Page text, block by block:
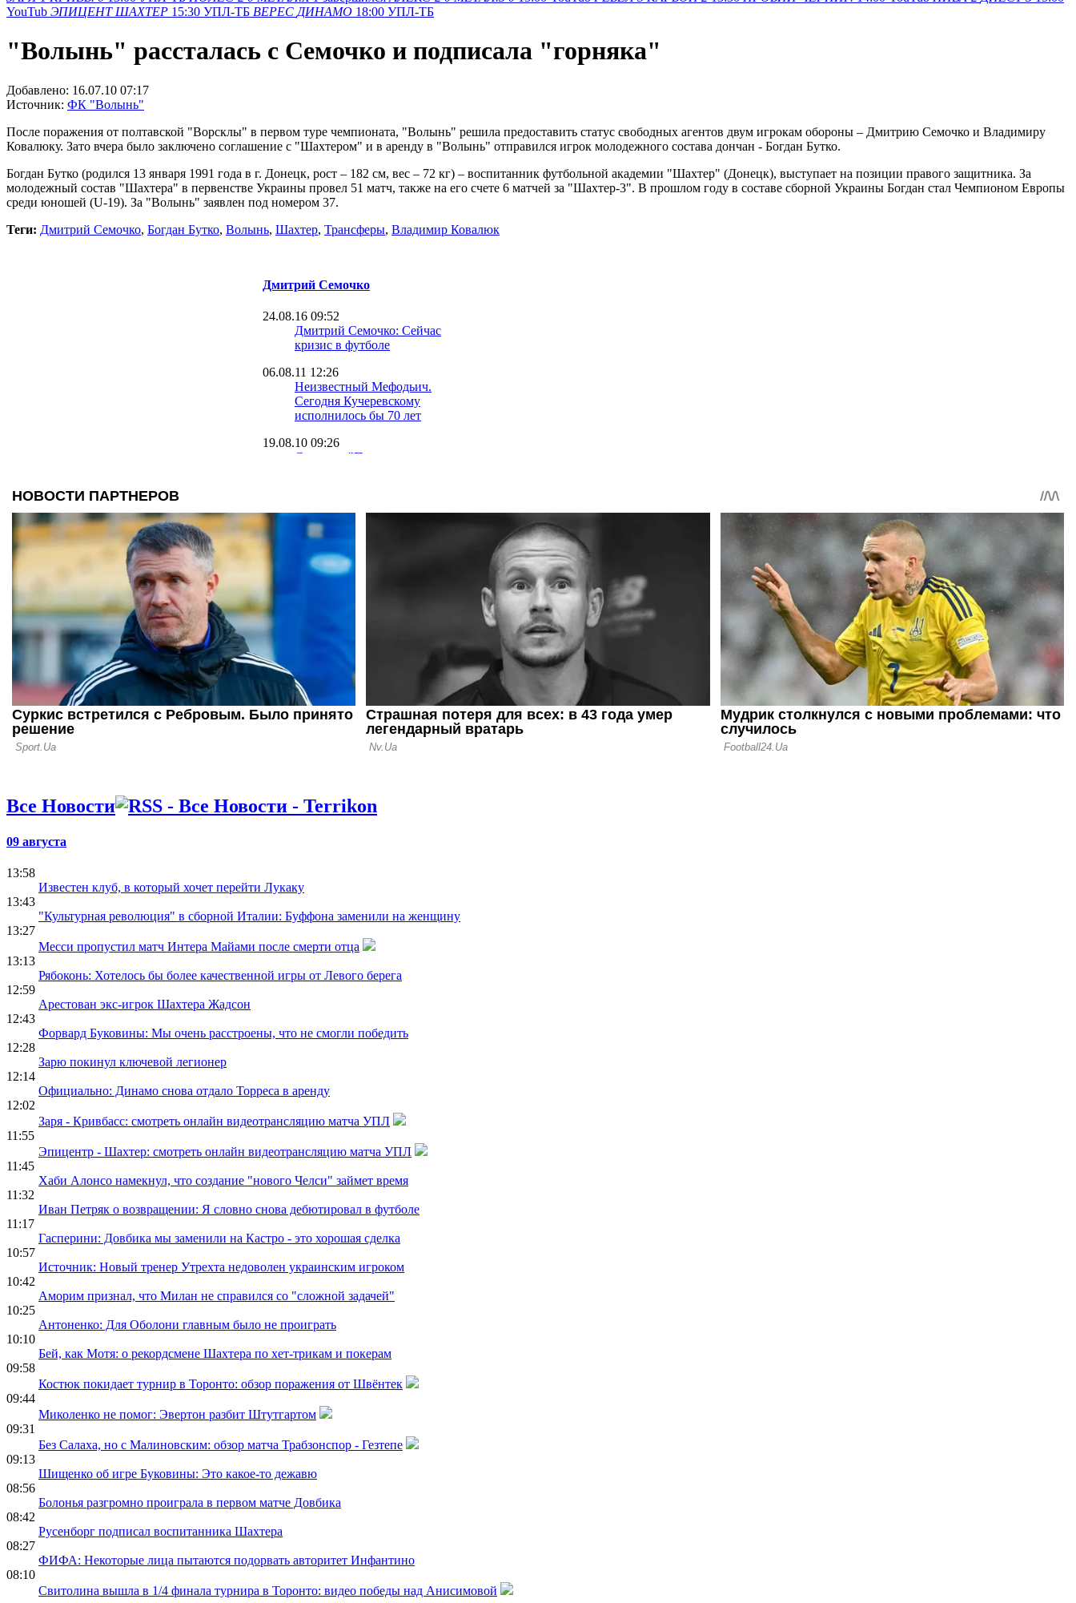
YouTub ЭПИЦЕНТ ШАХТЕР 15:30 УПЛ-ТБ ВЕРЕС ДИНАМО 18:00 УПЛ-ТБ
"Волынь" рассталась с Семочко и подписала "горняка"
Добавлено: 16.07.10 07:17
Источник: ФК "Волынь"
После поражения от полтавской "Ворсклы" в первом туре чемпионата, "Волынь" решила предоставить статус свободных агентов двум игрокам обороны – Дмитрию Семочко и Владимиру
Ковалюку. Зато вчера было заключено соглашение с "Шахтером" и в аренду в "Волынь" отправился игрок молодежного состава дончан - Богдан Бутко.
Богдан Бутко (родился 13 января 1991 года в г. Донецк, рост – 182 см, вес – 72 кг) – воспитанник футбольной академии "Шахтер" (Донецк), выступает на позиции правого защитника. За
молодежный состав "Шахтера" в первенстве Украины провел 51 матч, также на его счете 6 матчей за "Шахтер-3". В прошлом году в составе сборной Украины Богдан стал Чемпионом Европы
среди юношей (U-19). За "Волынь" заявлен под номером 37.
Теги: Дмитрий Семочко, Богдан Бутко, Волынь, Шахтер, Трансферы, Владимир Ковалюк
Дмитрий Семочко
24.08.16 09:52
Дмитрий Семочко: Сейчас
кризис в футболе
06.08.11 12:26
Неизвестный Мефодьич.
Сегодня Кучеревскому
исполнилось бы 70 лет
19.08.10 09:26
Семочко: "По организации
29.07.10 10:58
Украинец Семочко может
"всплыть" в Нижнем
Новгороде
16.07.10 07:17
Все Новости
09 августа
13:58
Известен клуб, в который хочет перейти Лукаку
13:43
"Культурная революция" в сборной Италии: Буффона заменили на женщину
13:27
Месси пропустил матч Интера Майами после смерти отца
13:13
Рябоконь: Хотелось бы более качественной игры от Левого берега
12:59
Арестован экс-игрок Шахтера Жадсон
12:43
Форвард Буковины: Мы очень расстроены, что не смогли победить
12:28
Зарю покинул ключевой легионер
12:14
Официально: Динамо снова отдало Торреса в аренду
12:02
Заря - Кривбасс: смотреть онлайн видеотрансляцию матча УПЛ
11:55
Эпицентр - Шахтер: смотреть онлайн видеотрансляцию матча УПЛ
11:45
Хаби Алонсо намекнул, что создание "нового Челси" займет время
11:32
Иван Петряк о возвращении: Я словно снова дебютировал в футболе
11:17
Гасперини: Довбика мы заменили на Кастро - это хорошая сделка
10:57
Источник: Новый тренер Утрехта недоволен украинским игроком
10:42
Аморим признал, что Милан не справился со "сложной задачей"
10:25
Антоненко: Для Оболони главным было не проиграть
10:10
Бей, как Мотя: о рекордсмене Шахтера по хет-трикам и покерам
09:58
Костюк покидает турнир в Торонто: обзор поражения от Швёнтек
09:44
Миколенко не помог: Эвертон разбит Штутгартом
09:31
Без Салаха, но с Малиновским: обзор матча Трабзонспор - Гезтепе
09:13
Шищенко об игре Буковины: Это какое-то дежавю
08:56
Болонья разгромно проиграла в первом матче Довбика
08:42
Русенборг подписал воспитанника Шахтера
08:27
ФИФА: Некоторые лица пытаются подорвать авторитет Инфантино
08:10
Свитолина вышла в 1/4 финала турнира в Торонто: видео победы над Анисимовой